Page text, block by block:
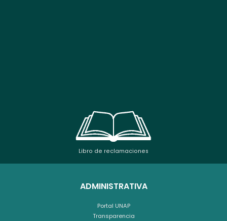
Libro de reclamaciones
ADMINISTRATIVA
Portal UNAP
Transparencia